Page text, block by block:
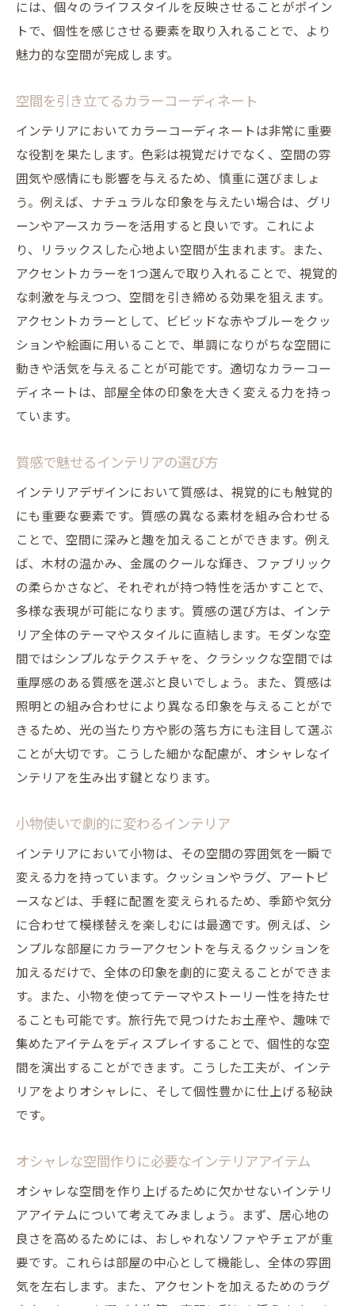
個性を引き出すインテリア選びの秘訣
パーソナルスタイルの見極め方
ユニークなインテリアアイテムの選び方
自分らしさを演出するデコレーションテク
ニック
インテリアに個性を加えるDIYアイデア
個性的なインテリアが生活に与える影響
オシャレなインテリアで日常を劇的に変える方
法
インテリアで気分をリフレッシュするアイ
デア
生活改善に役立つインテリアの工夫
オシャレなインテリアで心地良い暮らしを
インテリアで日々の生活に彩りを加える
最新インテリアトレンドで部屋をアップグレー
ド
今注目のインテリアトレンドをチェック
トレンドを反映する部屋の模様替え
旬のインテリアで部屋に新鮮さを
トレンドを取り入れた模様替えのテクニッ
ク
未来を見据えたインテリアデザイン
インテリアで感じる幸福感と暮らしの質の向上
インテリアがもたらす心理的効果
オシャレな空間で心の豊かさを享受
インテリアがもたらすリラクゼーション効
オシャレなインテリアがもたらす居心地の良さ
居心地の良い空間作りの重要性
インテリアで快適さを追求する方法
オシャレなインテリアで作るリラックス空
間
インテリアアイテムで居心地を向上させる
オシャレな空間でのくつろぎの時間
トレンドを活かしたオシャレ空間のまとめ
インテリアの選び方で空間が変わる
インテリアで作る理想の生活空間
には、個々のライフスタイルを反映させることがポイン
トで、個性を感じさせる要素を取り入れることで、より
魅力的な空間が完成します。
空間を引き立てるカラーコーディネート
インテリアにおいてカラーコーディネートは非常に重要
な役割を果たします。色彩は視覚だけでなく、空間の雰
囲気や感情にも影響を与えるため、慎重に選びましょ
う。例えば、ナチュラルな印象を与えたい場合は、グリ
ーンやアースカラーを活用すると良いです。これによ
り、リラックスした心地よい空間が生まれます。また、
アクセントカラーを1つ選んで取り入れることで、視覚的
な刺激を与えつつ、空間を引き締める効果を狙えます。
アクセントカラーとして、ビビッドな赤やブルーをクッ
ションや絵画に用いることで、単調になりがちな空間に
動きや活気を与えることが可能です。適切なカラーコー
ディネートは、部屋全体の印象を大きく変える力を持っ
ています。
質感で魅せるインテリアの選び方
インテリアデザインにおいて質感は、視覚的にも触覚的
にも重要な要素です。質感の異なる素材を組み合わせる
ことで、空間に深みと趣を加えることができます。例え
ば、木材の温かみ、金属のクールな輝き、ファブリック
の柔らかさなど、それぞれが持つ特性を活かすことで、
多様な表現が可能になります。質感の選び方は、インテ
リア全体のテーマやスタイルに直結します。モダンな空
間ではシンプルなテクスチャを、クラシックな空間では
重厚感のある質感を選ぶと良いでしょう。また、質感は
照明との組み合わせにより異なる印象を与えることがで
きるため、光の当たり方や影の落ち方にも注目して選ぶ
ことが大切です。こうした細かな配慮が、オシャレなイ
ンテリアを生み出す鍵となります。
小物使いで劇的に変わるインテリア
インテリアにおいて小物は、その空間の雰囲気を一瞬で
変える力を持っています。クッションやラグ、アートピ
ースなどは、手軽に配置を変えられるため、季節や気分
に合わせて模様替えを楽しむには最適です。例えば、シ
ンプルな部屋にカラーアクセントを与えるクッションを
加えるだけで、全体の印象を劇的に変えることができま
す。また、小物を使ってテーマやストーリー性を持たせ
ることも可能です。旅行先で見つけたお土産や、趣味で
集めたアイテムをディスプレイすることで、個性的な空
間を演出することができます。こうした工夫が、インテ
リアをよりオシャレに、そして個性豊かに仕上げる秘訣
です。
オシャレな空間作りに必要なインテリアアイテム
オシャレな空間を作り上げるために欠かせないインテリ
アアイテムについて考えてみましょう。まず、居心地の
良さを高めるためには、おしゃれなソファやチェアが重
要です。これらは部屋の中心として機能し、全体の雰囲
気を左右します。また、アクセントを加えるためのラグ